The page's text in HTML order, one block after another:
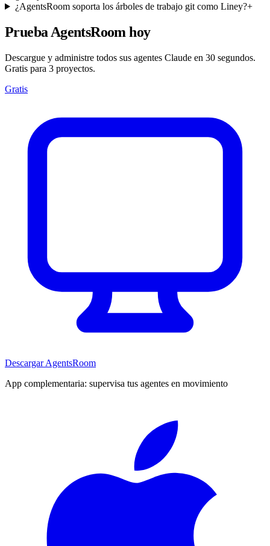
¿AgentsRoom soporta los árboles de trabajo git como Liney?+
Prueba AgentsRoom hoy
Descargue y administre todos sus agentes Claude en 30 segundos.
Gratis para 3 proyectos.
Gratis
Descargar AgentsRoom
App complementaria: supervisa tus agentes en movimiento